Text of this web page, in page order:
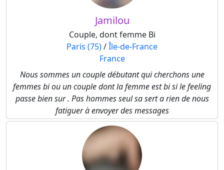
Jamilou
Couple, dont femme Bi
Paris (75)/Île-de-France
France
Nous sommes un couple débutant qui cherchons une
femmes bi ou un couple dont la femme est bi si le feeling
passe bien sur . Pas hommes seul sa sert a rien de nous
fatiguer à envoyer des messages